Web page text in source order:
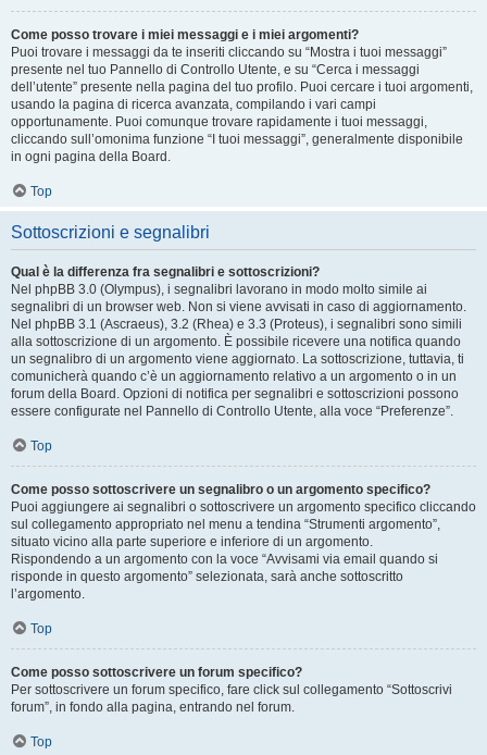
Come posso trovare i miei messaggi e i miei argomenti?
Puoi trovare i messaggi da te inseriti cliccando su “Mostra i tuoi messaggi”
presente nel tuo Pannello di Controllo Utente, e su “Cerca i messaggi
dell’utente” presente nella pagina del tuo profilo. Puoi cercare i tuoi argomenti,
usando la pagina di ricerca avanzata, compilando i vari campi
opportunamente. Puoi comunque trovare rapidamente i tuoi messaggi,
cliccando sull’omonima funzione “I tuoi messaggi”, generalmente disponibile
in ogni pagina della Board.
Top
Sottoscrizioni e segnalibri
Qual è la differenza fra segnalibri e sottoscrizioni?
Nel phpBB 3.0 (Olympus), i segnalibri lavorano in modo molto simile ai
segnalibri di un browser web. Non si viene avvisati in caso di aggiornamento.
Nel phpBB 3.1 (Ascraeus), 3.2 (Rhea) e 3.3 (Proteus), i segnalibri sono simili
alla sottoscrizione di un argomento. È possibile ricevere una notifica quando
un segnalibro di un argomento viene aggiornato. La sottoscrizione, tuttavia, ti
comunicherà quando c’è un aggiornamento relativo a un argomento o in un
forum della Board. Opzioni di notifica per segnalibri e sottoscrizioni possono
essere configurate nel Pannello di Controllo Utente, alla voce “Preferenze”.
Top
Come posso sottoscrivere un segnalibro o un argomento specifico?
Puoi aggiungere ai segnalibri o sottoscrivere un argomento specifico cliccando
sul collegamento appropriato nel menu a tendina “Strumenti argomento”,
situato vicino alla parte superiore e inferiore di un argomento.
Rispondendo a un argomento con la voce “Avvisami via email quando si
risponde in questo argomento” selezionata, sarà anche sottoscritto
l’argomento.
Top
Come posso sottoscrivere un forum specifico?
Per sottoscrivere un forum specifico, fare click sul collegamento “Sottoscrivi
forum”, in fondo alla pagina, entrando nel forum.
Top